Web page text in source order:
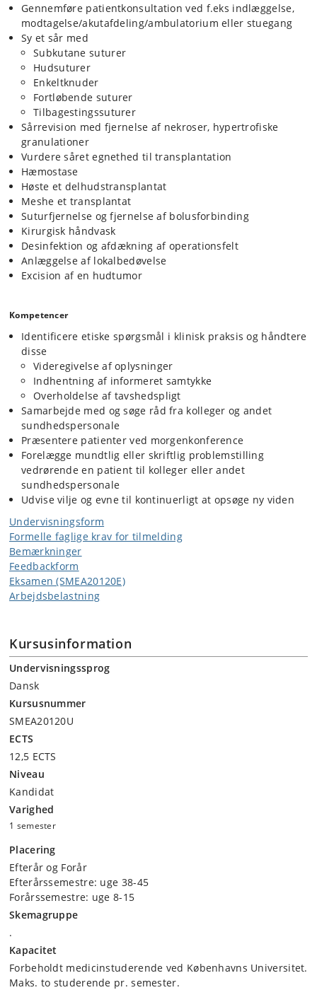
Gennemføre patientkonsultation ved f.eks indlæggelse,
modtagelse/akutafdeling/ambulatorium eller stuegang
Sy et sår med
Subkutane suturer
Hudsuturer
Enkeltknuder
Fortløbende suturer
Tilbagestingssuturer
Sårrevision med fjernelse af nekroser, hypertrofiske
granulationer
Vurdere såret egnethed til transplantation
Hæmostase
Høste et delhudstransplantat
Meshe et transplantat
Suturfjernelse og fjernelse af bolusforbinding
Kirurgisk håndvask
Desinfektion og afdækning af operationsfelt
Anlæggelse af lokalbedøvelse
Excision af en hudtumor
Kompetencer
Identificere etiske spørgsmål i klinisk praksis og håndtere
disse
Videregivelse af oplysninger
Indhentning af informeret samtykke
Overholdelse af tavshedspligt
Samarbejde med og søge råd fra kolleger og andet
sundhedspersonale
Præsentere patienter ved morgenkonference
Forelægge mundtlig eller skriftlig problemstilling
vedrørende en patient til kolleger eller andet
sundhedspersonale
Udvise vilje og evne til kontinuerligt at opsøge ny viden
Undervisningsform
Formelle faglige krav for tilmelding
Bemærkninger
Feedbackform
Eksamen (SMEA20120E)
Arbejdsbelastning
Kursusinformation
Undervisningssprog
Dansk
Kursusnummer
SMEA20120U
ECTS
12,5 ECTS
Niveau
Kandidat
Varighed
1 semester
Placering
Efterår og Forår
Efterårssemestre: uge 38-45
Forårssemestre: uge 8-15
Skemagruppe
.
Kapacitet
Forbeholdt medicinstuderende ved Københavns Universitet.
Maks. to studerende pr. semester.